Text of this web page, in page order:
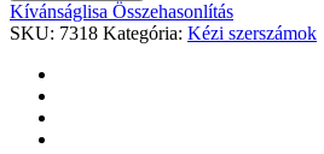
Kívánságlisa Összehasonlítás
SKU: 7318 Kategória: Kézi szerszámok